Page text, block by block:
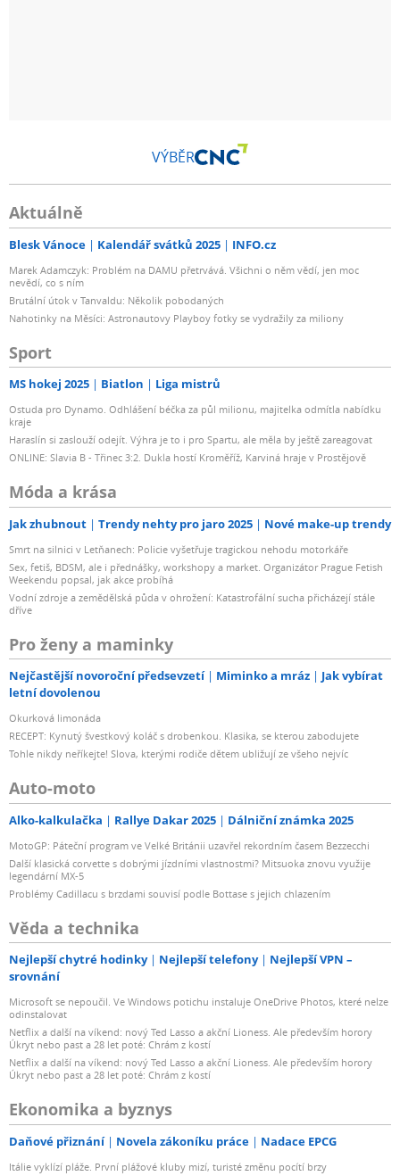
VÝBĚR
Aktuálně
Blesk Vánoce Kalendář svátků 2025 INFO.cz
Marek Adamczyk: Problém na DAMU přetrvává. Všichni o něm vědí, jen moc
nevědí, co s ním
Brutální útok v Tanvaldu: Několik pobodaných
Nahotinky na Měsíci: Astronautovy Playboy fotky se vydražily za miliony
Sport
MS hokej 2025 Biatlon Liga mistrů
Ostuda pro Dynamo. Odhlášení béčka za půl milionu, majitelka odmítla nabídku
kraje
Haraslín si zaslouží odejít. Výhra je to i pro Spartu, ale měla by ještě zareagovat
ONLINE: Slavia B - Třinec 3:2. Dukla hostí Kroměříž, Karviná hraje v Prostějově
Móda a krása
Jak zhubnout Trendy nehty pro jaro 2025 Nové make-up trendy
Smrt na silnici v Letňanech: Policie vyšetřuje tragickou nehodu motorkáře
Sex, fetiš, BDSM, ale i přednášky, workshopy a market. Organizátor Prague Fetish
Weekendu popsal, jak akce probíhá
Vodní zdroje a zemědělská půda v ohrožení: Katastrofální sucha přicházejí stále
dříve
Pro ženy a maminky
Nejčastější novoroční předsevzetí Miminko a mráz
Jak vybírat
letní dovolenou
Okurková limonáda
RECEPT: Kynutý švestkový koláč s drobenkou. Klasika, se kterou zabodujete
Tohle nikdy neříkejte! Slova, kterými rodiče dětem ubližují ze všeho nejvíc
Auto-moto
Alko-kalkulačka Rallye Dakar 2025 Dálniční známka 2025
MotoGP: Páteční program ve Velké Británii uzavřel rekordním časem Bezzecchi
Další klasická corvette s dobrými jízdními vlastnostmi? Mitsuoka znovu využije
legendární MX-5
Problémy Cadillacu s brzdami souvisí podle Bottase s jejich chlazením
Věda a technika
Nejlepší chytré hodinky Nejlepší telefony
Nejlepší VPN –
srovnání
Microsoft se nepoučil. Ve Windows potichu instaluje OneDrive Photos, které nelze
odinstalovat
Netflix a další na víkend: nový Ted Lasso a akční Lioness. Ale především horory
Úkryt nebo past a 28 let poté: Chrám z kostí
Netflix a další na víkend: nový Ted Lasso a akční Lioness. Ale především horory
Úkryt nebo past a 28 let poté: Chrám z kostí
Ekonomika a byznys
Daňové přiznání Novela zákoníku práce Nadace EPCG
Itálie vyklízí pláže. První plážové kluby mizí, turisté změnu pocítí brzy